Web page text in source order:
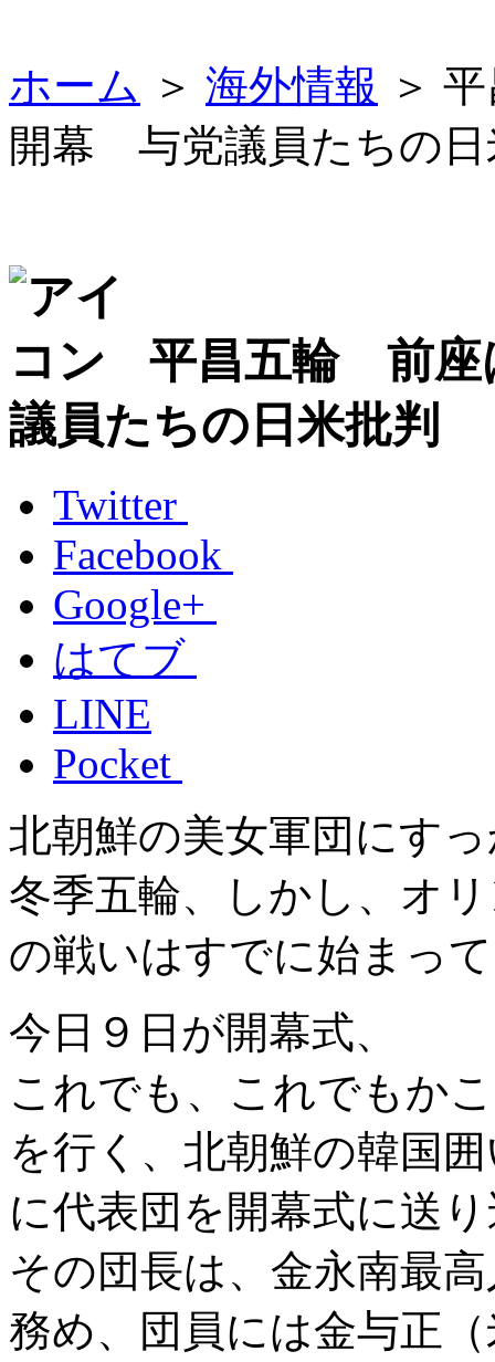
ホーム ＞ 海外情報 ＞
開幕 与党議員たちの日
平昌五輪 前
議員たちの日米批判
Twitter
Facebook
Google+
はてブ
LINE
Pocket
北朝鮮の美女軍団にす
冬季五輪、しかし、オ
の戦いはすでに始まっ
今日９日が開幕式、
これでも、これでもか
を行く、北朝鮮の韓国
に代表団を開幕式に送
その団長は、金永南最
務め、団員には金与正